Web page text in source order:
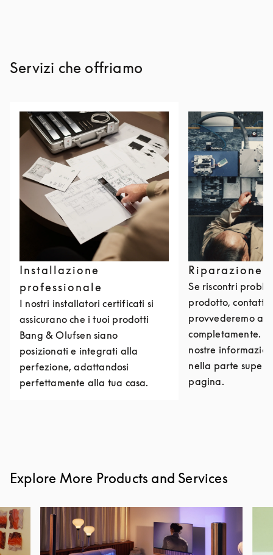
Servizi che offriamo
Installazione
professionale
I nostri installatori certificati si
assicurano che i tuoi prodotti
Bang & Olufsen siano
posizionati e integrati alla
perfezione, adattandosi
perfettamente alla tua casa.
Riparazione
Se riscontri
prodotto,
provvederemo a
completamente.
nostre
nella parte
pagina.
Explore More Products and Services